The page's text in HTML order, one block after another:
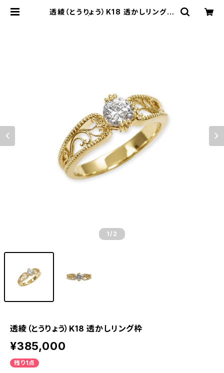
透綾（とうりょう）K18 透かしリング枠
1 /2
透綾（とうりょう）K18 透かしリング枠
¥385,000
残り1点